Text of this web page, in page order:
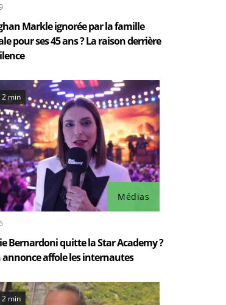
Markle ignorée par la famille
pour ses 45 ans ? La raison derrière
Médias
2 min
Bernardoni quitte la Star Academy ?
annonce affole les internautes
2 min